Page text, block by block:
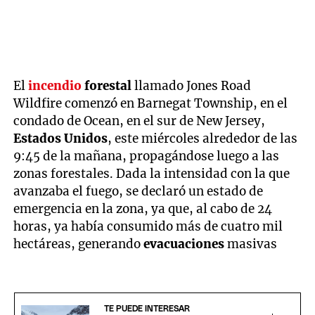
Elincendioforestalllamado Jones Road
Wildfire comenzó en Barnegat Township, en el
condado de Ocean, en el sur de New Jersey,
Estados Unidos, este miércoles alrededor de las
9:45 de la mañana, propagándose luego a las
zonas forestales. Dada la intensidad con la que
avanzaba el fuego, se declaró un estado de
emergencia en la zona, ya que, al cabo de 24
horas, ya había consumido más de cuatro mil
hectáreas, generandoevacuacionesmasivas
TE PUEDE INTERESAR